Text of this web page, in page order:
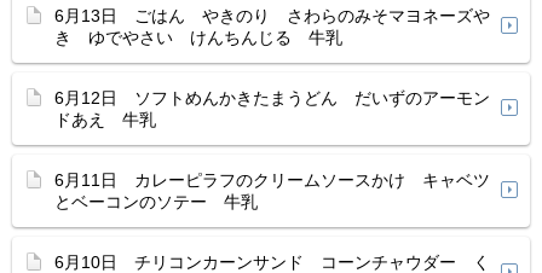
6月13日 ごはん やきのり さわらのみそマヨネーズや
き ゆでやさい けんちんじる 牛乳
6月12日 ソフトめんかきたまうどん だいずのアーモン
ドあえ 牛乳
6月11日 カレーピラフのクリームソースかけ キャベツ
とベーコンのソテー 牛乳
6月10日 チリコンカーンサンド コーンチャウダー く